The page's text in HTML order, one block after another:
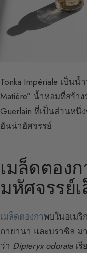
Tonka Impériale เป็น
Matière” น้ำหอมที่สร้า
Guerlain ที่เป็นส่วนหนึ่
อันน่าอัศจรรย์
เมล็ดตอง
มหัศจรรย์เ
เมล็ดตองกาพบในอเมริ
กายานา และบราซิล ม
ว่า Dipteryx odorataเรี